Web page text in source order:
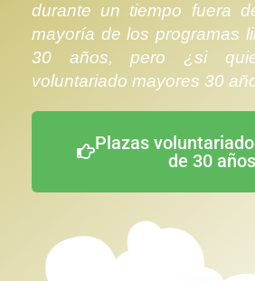
durante un tiempo fuera
mayoría de los programas
30 años, pero ¿si
voluntariado mayores 30
Plazas
de 30 años